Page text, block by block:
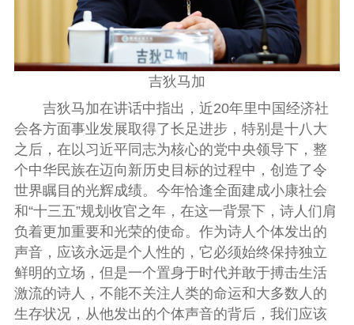
吉狄马加
吉狄马加在讲话中指出，近20年里中国经济社
会各方面事业发展取得了长足进步，特别是十八大
之后，在以习近平同志为核心的党中央领导下，整
个中华民族在迈向新历史目标的过程中，创造了令
世界瞩目的光辉成绩。今年恰逢全面建成小康社会
和“十三五”规划收官之年，在这一背景下，诗人们肩
负着更加重要和光荣的使命。作为诗人个体发出的
声音，应该永远是个人性的，它必须始终保持独立
鲜明的立场，但是一个置身于时代并敢于搏击生活
激流的诗人，不能不关注人类的命运和大多数人的
生存状况，从他发出的个体声音的背后，我们应该